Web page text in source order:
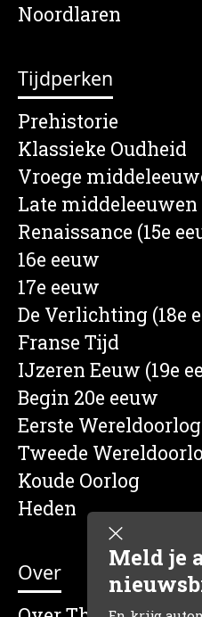
Meld je
Noordlaren
Tijdperken
Prehistorie
Klassieke Oudheid
Vroege
Late middeleeuwen
Renaissance (15e
16e eeuw
17e eeuw
De Verlichting (18e
Franse Tijd
IJzeren Eeuw (19e
Begin 20e eeuw
Eerste Wereldoorlog
Tweede
Koude Oorlog
Heden
Over